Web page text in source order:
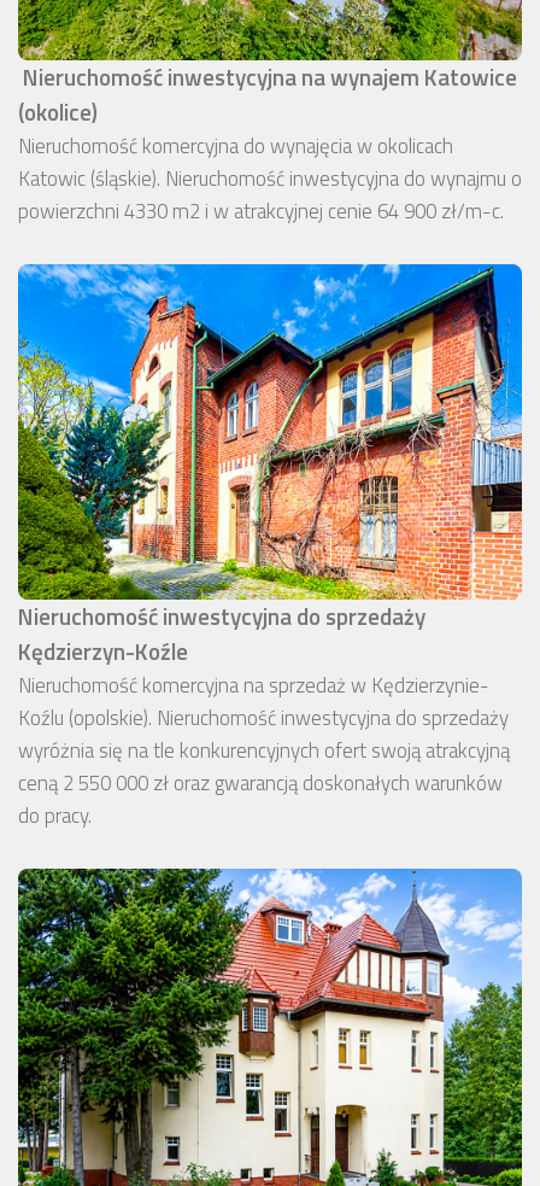
Nieruchomość inwestycyjna na wynajem Katowice
(okolice)
Nieruchomość komercyjna do wynajęcia w okolicach
Katowic (śląskie). Nieruchomość inwestycyjna do wynajmu o
powierzchni 4330 m2 i w atrakcyjnej cenie 64 900 zł/m-c.
Nieruchomość inwestycyjna do sprzedaży
Kędzierzyn-Koźle
Nieruchomość komercyjna na sprzedaż w Kędzierzynie-
Koźlu (opolskie). Nieruchomość inwestycyjna do sprzedaży
wyróżnia się na tle konkurencyjnych ofert swoją atrakcyjną
ceną 2 550 000 zł oraz gwarancją doskonałych warunków
do pracy.